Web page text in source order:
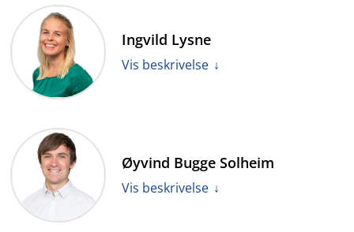
Ingvild Lysne
Vis beskrivelse
Øyvind Bugge Solheim
Vis beskrivelse